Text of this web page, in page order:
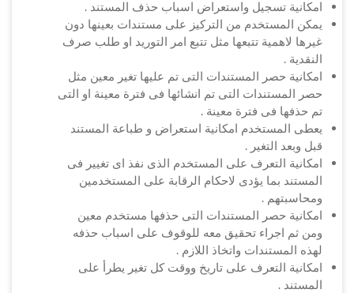
امكانية تسجيل واستعراض اسباب حذف المستند .
يمكن المستخدم من التركيز على مستندات بعينها دون
غيرها لاهمية تتبعها مثل تتبع امر التوريد او طلب صرف
النقدية .
امكانية حصر المستندات التى تم عليها تغير معين مثل
حصر المستندات التى تم انشائها فى فترة معينة او التى
تم حذفها فى فترة معينة .
يعطى المستخدم امكانية استعراض و طباعة المستند
قبل وبعد التغير .
امكانية التعرف على المستخدم الذى نفذ اى تغيير فى
المستند بما يؤدى لاحكام الرقابة على المستخدمين
ومحاسبتهم .
امكانية حصر المستندات التى حذفها مستخدم معين
ومن ثم اجراء تحقيق معه للوقوف على اسباب حذفه
لهذه المستندات واتخاذ اللازم .
امكانية التعرف على تاريخ ووقت كل تغير يطرأ على
المستند .